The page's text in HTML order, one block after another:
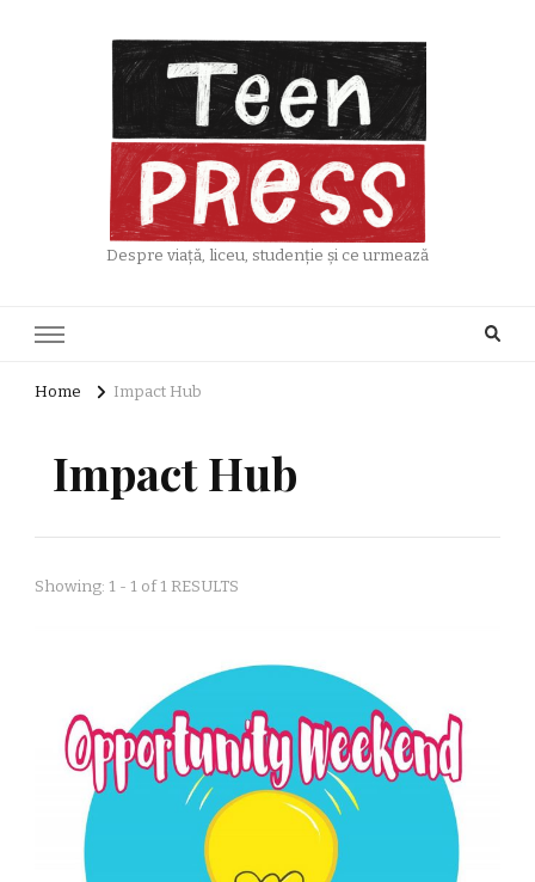
Despre viață, liceu, studenție și ce urmează
Home Impact Hub
Impact Hub
Showing: 1 - 1 of 1 RESULTS